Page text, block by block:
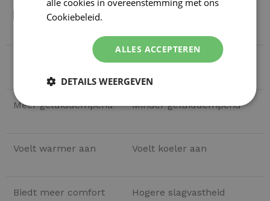
PU GIETVLOER
Flexibel materiaal Hard materiaal
Meer geluiddempend Minder geluiddempend
Voelt warmer aan Voelt koeler aan
Biedt meer comfort Hogere slagvastheid
alle cookies in overeenstemming met ons
Cookiebeleid.
ALLES ACCEPTEREN
DETAILS WEERGEVEN